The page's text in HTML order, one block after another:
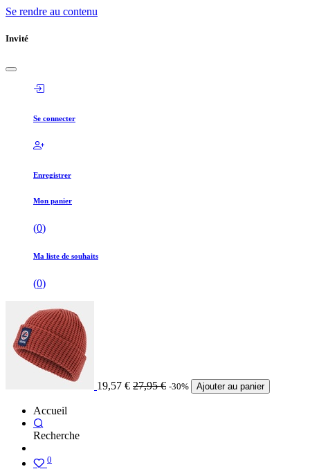
Se rendre au contenu
Invité
Se connecter
Enregistrer
Mon panier
(0)
Ma liste de souhaits
(0)
19,57 € 27,95€ -30% Ajouter au panier
Accueil
Recherche
0